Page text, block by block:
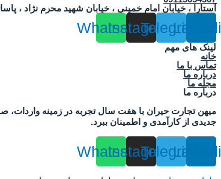
آستارا ، خیابان امام خمینی ، خیابان شهید محرم نژاد ،
Telegram
Instagram
Whatsapp
لینک های مهم
خانه
تماس با ما
درباره ما
مجله ما
درباره ما
میهن تجارت حیران با هفت سال تجربه در زمینه واردات،
جدیدی از کارآمدی و اطمینان ببرد.
Telegram
Instagram
Whatsapp